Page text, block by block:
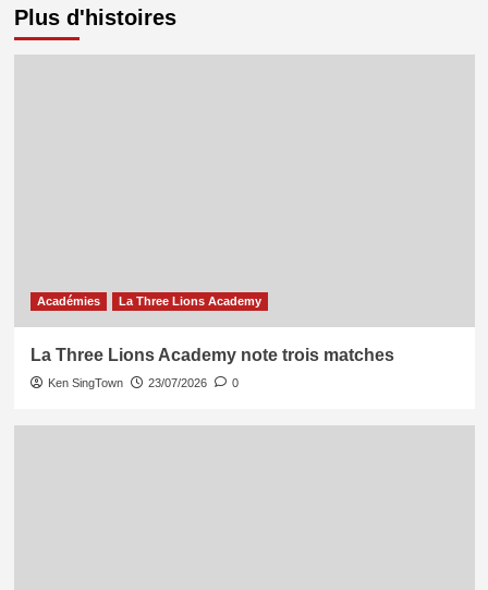
Plus d'histoires
Académies La Three Lions Academy
La Three Lions Academy note trois matches
Ken SingTown 23/07/2026 0